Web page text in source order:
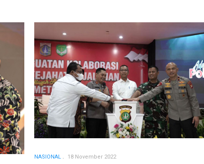
NASIONAL 18 November 2022